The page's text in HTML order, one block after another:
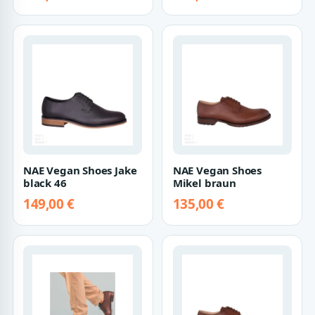
NAE Vegan Shoes Jake
black 46
149,00 €
NAE Vegan Shoes
Mikel braun
135,00 €